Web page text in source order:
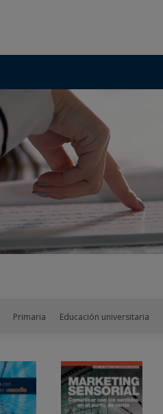
Primaria Educación universitaria